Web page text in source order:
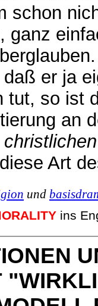
schon
ganz
er ja
tut, so ist
an
Art
und
ins